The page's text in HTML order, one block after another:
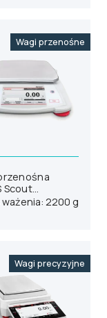
Wagi przenośne
Scout
(30253064)
ważenia: 2200 g
Wagi precyzyjne